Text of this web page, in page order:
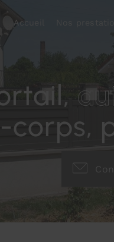
corps,
Accueil Nos